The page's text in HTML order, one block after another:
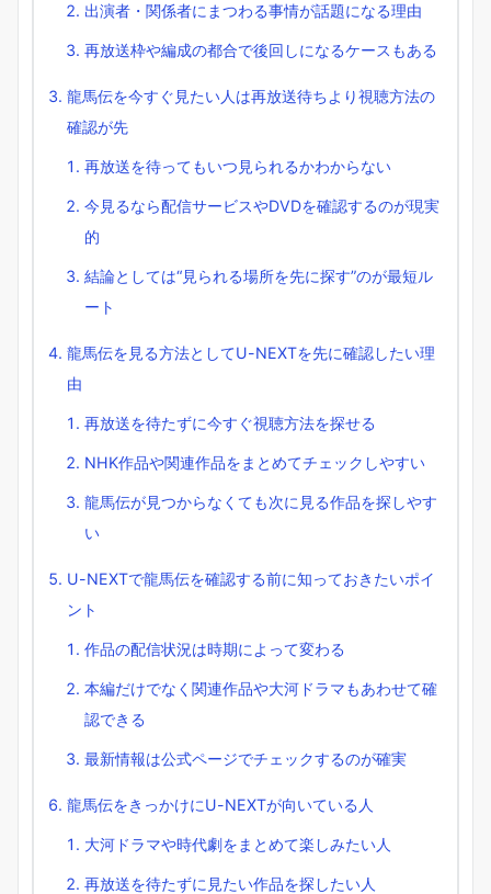
出演者・関係者にまつわる事情が話題になる理由
再放送枠や編成の都合で後回しになるケースもある
龍馬伝を今すぐ見たい人は再放送待ちより視聴方法の
確認が先
再放送を待ってもいつ見られるかわからない
今見るなら配信サービスやDVDを確認するのが現実
的
結論としては“見られる場所を先に探す”のが最短ル
ート
龍馬伝を見る方法としてU-NEXTを先に確認したい理
由
再放送を待たずに今すぐ視聴方法を探せる
NHK作品や関連作品をまとめてチェックしやすい
龍馬伝が見つからなくても次に見る作品を探しやす
い
U-NEXTで龍馬伝を確認する前に知っておきたいポイ
ント
作品の配信状況は時期によって変わる
本編だけでなく関連作品や大河ドラマもあわせて確
認できる
最新情報は公式ページでチェックするのが確実
龍馬伝をきっかけにU-NEXTが向いている人
大河ドラマや時代劇をまとめて楽しみたい人
再放送を待たずに見たい作品を探したい人